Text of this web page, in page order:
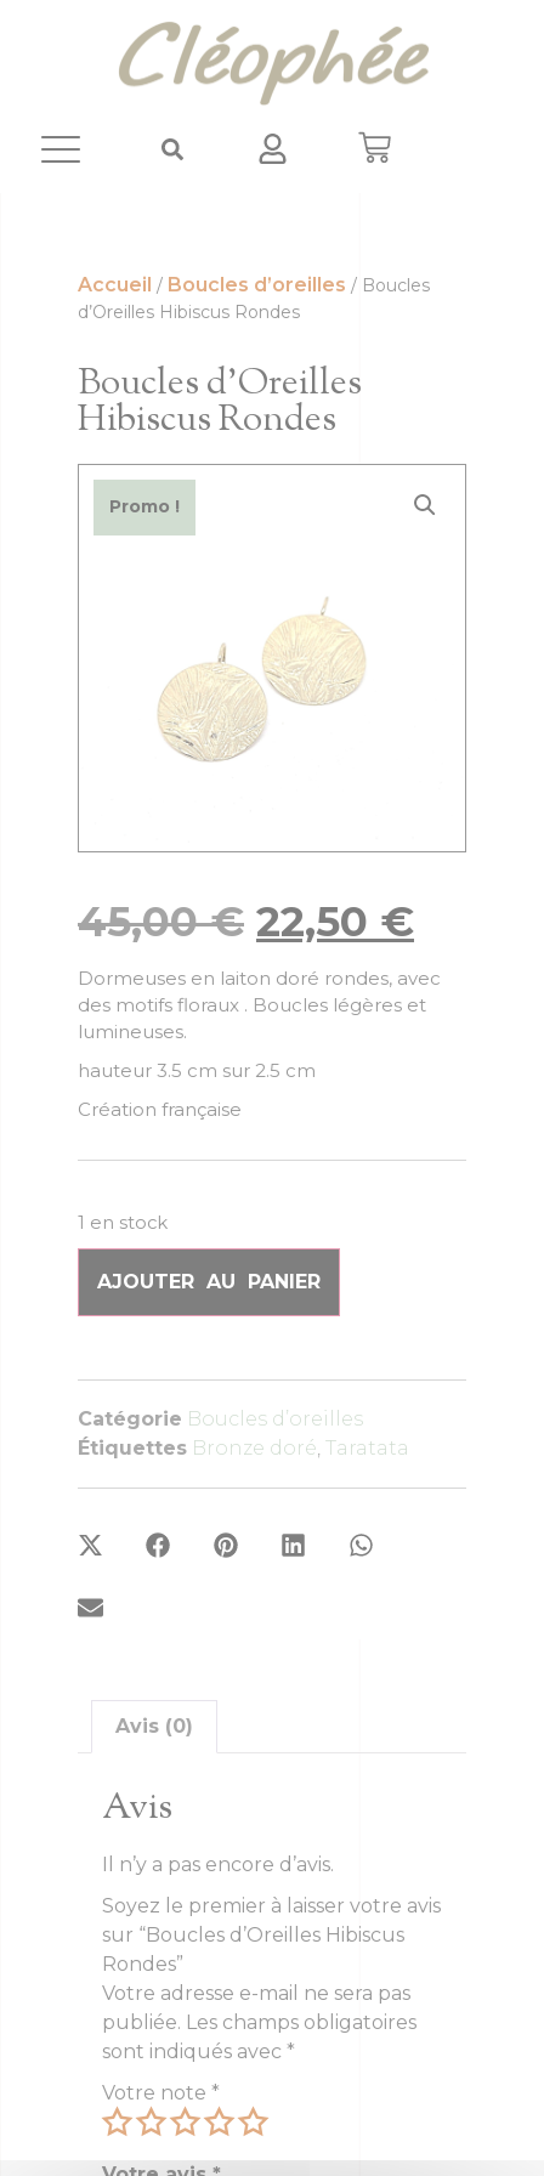
Accueil / Boucles d’oreilles / Boucles
d’Oreilles Hibiscus Rondes
Boucles d’Oreilles
Hibiscus Rondes
Promo !
45,00€ 22,50 €
Dormeuses en laiton doré rondes, avec
des motifs floraux . Boucles légères et
lumineuses.
hauteur 3.5 cm sur 2.5 cm
Création française
1 en stock
AJOUTER AU PANIER
Catégorie Boucles d’oreilles
Étiquettes Bronze doré, Taratata
Avis (0)
Avis
Il n’y a pas encore d’avis.
Soyez le premier à laisser votre avis
sur “Boucles d’Oreilles Hibiscus
Rondes”
Votre adresse e-mail ne sera pas
publiée. Les champs obligatoires
sont indiqués avec *
Votre note *